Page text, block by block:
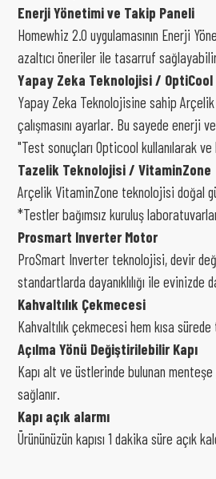
Enerji Yönetimi ve Takip Paneli
Homewhiz 2.0 uygulamasının Enerji
azaltıcı öneriler ile tasarruf
Yapay Zeka Teknolojisi / OptiCool
Yapay Zeka Teknolojisine sahip Arçelik
çalışmasını ayarlar. Bu sayede
"Test sonuçları Opticool kullanılarak
Tazelik Teknolojisi / VitaminZone
Arçelik VitaminZone teknolojisi doğal
*Testler bağımsız kuruluş
Prosmart Inverter Motor
ProSmart Inverter teknolojisi, devir
standartlarda dayanıklılığı ile
Kahvaltılık Çekmecesi
Kahvaltılık çekmecesi hem kısa
Açılma Yönü Değiştirilebilir Kapı
Kapı alt ve üstlerinde bulunan
sağlanır.
Kapı açık alarmı
Ürününüzün kapısı 1 dakika süre açık